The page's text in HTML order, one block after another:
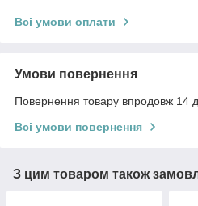
Всі умови оплати
Умови повернення
Повернення товару впродовж 14
Всі умови повернення
З цим товаром також